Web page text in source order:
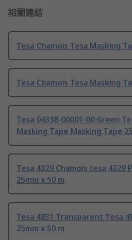
相關連結
Tesa Chamois Tesa Masking
Tesa Chamois Tesa Masking
Tesa 04338-00001-00 Green
Masking Tape Masking Tape
Tesa 4329 Chamois tesa 4329
25mm x 50 m
Tesa 4831 Transparent Tesa
25mm x 50 m